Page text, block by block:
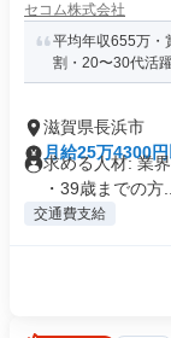
セコム株式会社
平均年収655万
割・20〜30代活
滋賀県長浜市
月給25万4300
求める人材: 業
・39歳までの方...
交通費支給